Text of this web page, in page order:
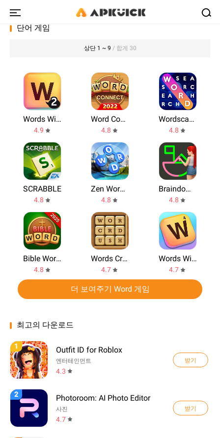
단어 게임
상단 1 ~ 9 / 합계 30
Words With Friends 2
4.9
Word Connect
4.8
Wordscapes Search
4.8
SCRABBLE
4.8
Zen Word® - Relax Puzzle Game
4.8
Braindom: Brain Games Test
4.8
Bible Word Puzzle - Word Games
4.8
Words Crush: Hidden Words
4.7
Words With Friends
4.7
더 보여주기 Word 게임
최고의 다운로드
1 Outfit ID for Roblox
엔터테인먼트
4.3
받기
2 Photoroom: AI Photo Editor
사진
4.7
받기